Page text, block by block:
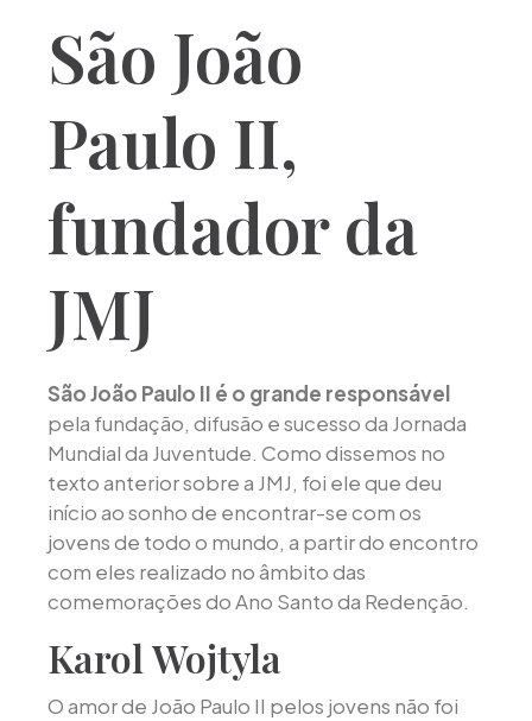
São João
Paulo II,
fundador da
JMJ
São João Paulo II é o grande responsável
pela fundação, difusão e sucesso da Jornada
Mundial da Juventude. Como dissemos no
texto anterior sobre a JMJ, foi ele que deu
início ao sonho de encontrar-se com os
jovens de todo o mundo, a partir do encontro
com eles realizado no âmbito das
comemorações do Ano Santo da Redenção.
Karol Wojtyla
O amor de João Paulo II pelos jovens não foi